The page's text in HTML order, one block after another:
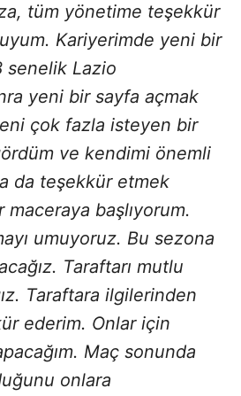
tüm yönetime teşekkür
Kariyerimde yeni bir
senelik Lazio
yeni bir sayfa açmak
çok fazla isteyen bir
ve kendimi önemli
da teşekkür etmek
başlıyorum.
umuyoruz. Bu sezona
Taraftarı mutlu
Taraftara ilgilerinden
ederim. Onlar için
Maç sonunda
onlara